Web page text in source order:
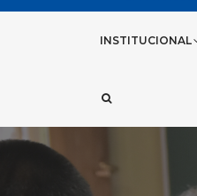
INSTITUCIONAL